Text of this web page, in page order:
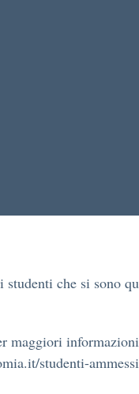
studenti che si sono
maggiori
studenti-